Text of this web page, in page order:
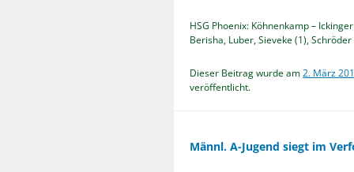
HSG Phoenix: Köhnenkamp –
Berisha, Luber, Sieveke (1),
Dieser Beitrag wurde am2. März
veröffentlicht.
Männl. A-Jugend siegt im